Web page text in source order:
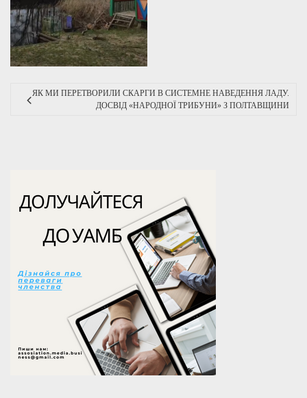
ЯК МИ ПЕРЕТВОРИЛИ СКАРГИ В СИСТЕМНЕ НАВЕДЕННЯ ЛАДУ.
ДОСВІД «НАРОДНОЇ ТРИБУНИ» З ПОЛТАВЩИНИ